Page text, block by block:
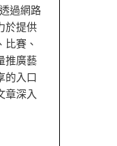
過網路
於提供
比賽、
推廣藝
的入口
章深入